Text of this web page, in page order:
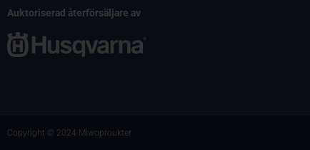
Auktoriserad återförsäljare av
Copyright © 2024 Miwoproukter